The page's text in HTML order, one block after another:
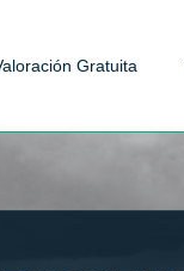
Gratuita